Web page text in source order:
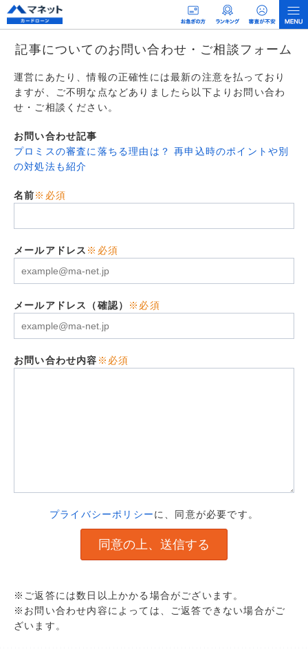
記事についてのお問い合わせ・ご相談フォーム
運営にあたり、情報の正確性には最新の注意を払っており
ますが、ご不明な点などありましたら以下よりお問い合わ
せ・ご相談ください。
お問い合わせ記事
プロミスの審査に落ちる理由は？ 再申込時のポイントや別
の対処法も紹介
名前※必須
メールアドレス ※必須
メールアドレス（確認） ※必須
お問い合わせ内容 ※必須
プライバシーポリシーに、同意が必要です。
※ご返答には数日以上かかる場合がございます。
※お問い合わせ内容によっては、ご返答できない場合がご
ざいます。